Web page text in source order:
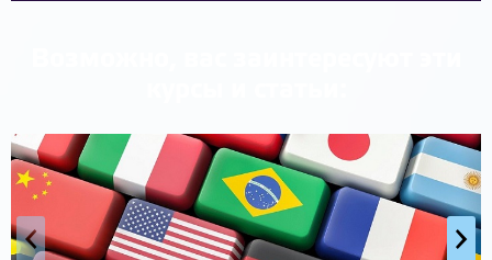
‹ ›